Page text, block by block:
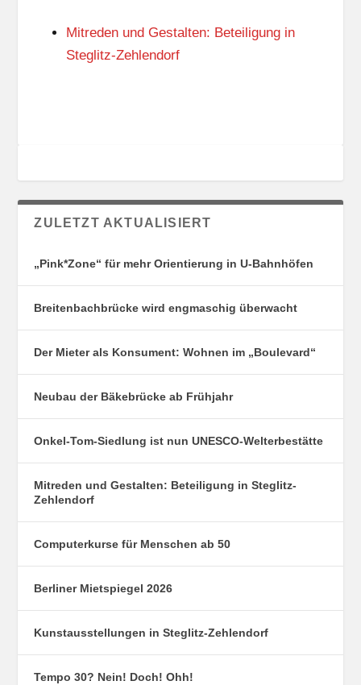
S
O
N
Mitreden und Gestalten: Beteiligung in
Steglitz-Zehlendorf
ZULETZT AKTUALISIERT
„Pink*Zone“ für mehr Orientierung in U-Bahnhöfen
Breitenbachbrücke wird engmaschig überwacht
Der Mieter als Konsument: Wohnen im „Boulevard“
Neubau der Bäkebrücke ab Frühjahr
Onkel-Tom-Siedlung ist nun UNESCO-Welterbestätte
Mitreden und Gestalten: Beteiligung in Steglitz-
Zehlendorf
Computerkurse für Menschen ab 50
Berliner Mietspiegel 2026
Kunstausstellungen in Steglitz-Zehlendorf
Tempo 30? Nein! Doch! Ohh!